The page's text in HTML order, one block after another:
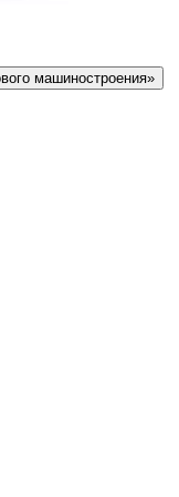
машиностроения»